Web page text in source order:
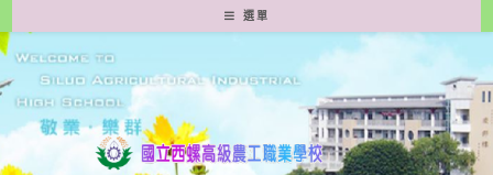
轉
至
要
容
選單